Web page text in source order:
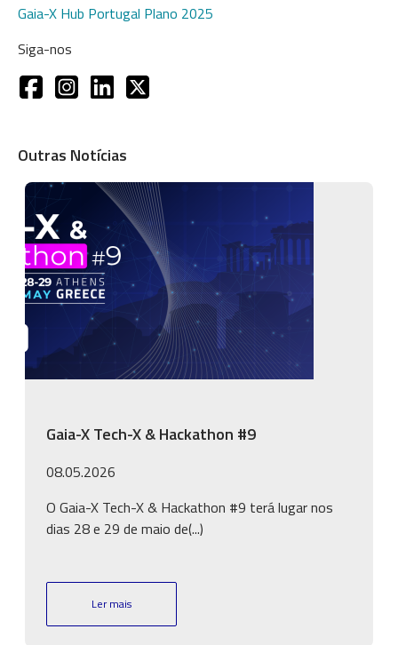
Gaia-X Hub Portugal Plano 2025
Siga-nos
Outras Notícias
Imagem
Gaia-X Tech-X & Hackathon #9
08.05.2026
O Gaia-X Tech-X & Hackathon #9 terá lugar nos
dias 28 e 29 de maio de(...)
Ler mais